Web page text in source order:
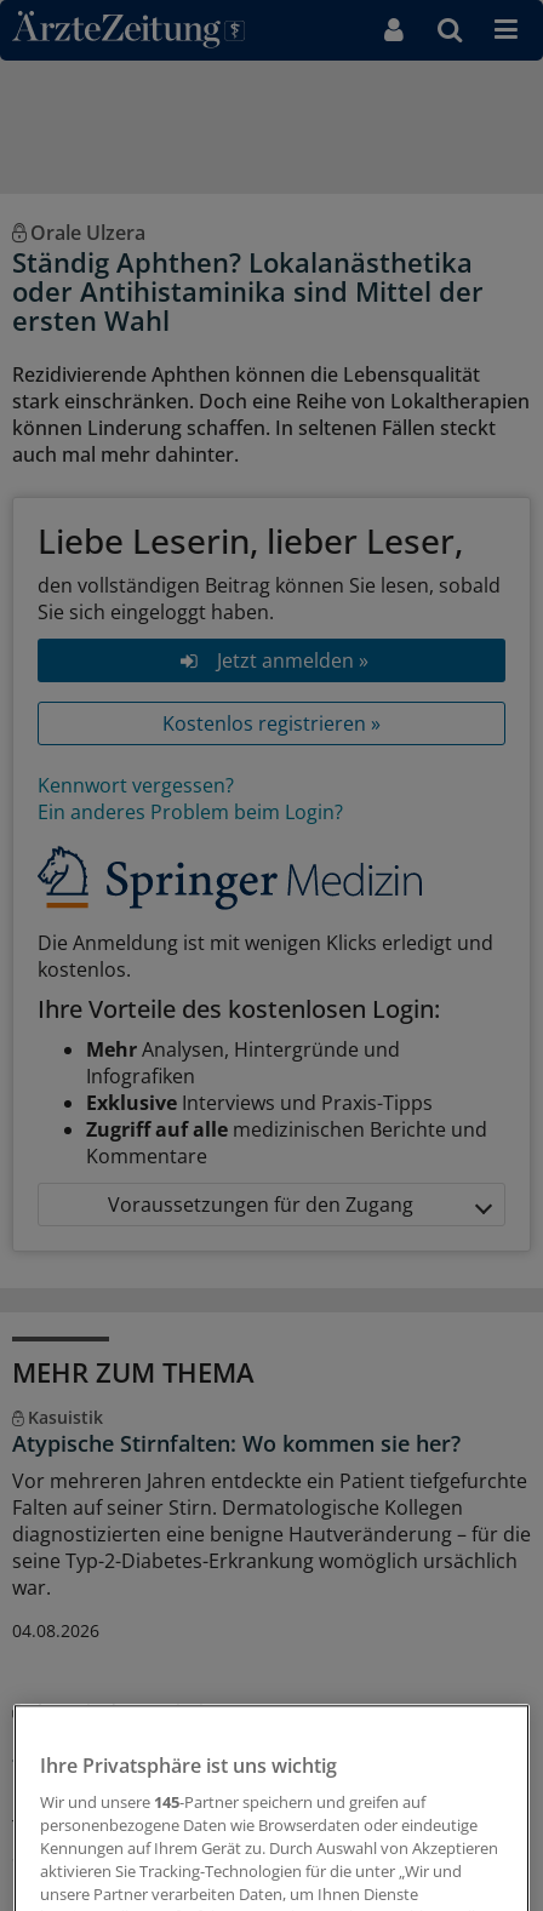
Direkt zum Inhaltsbereich
Orale Ulzera
Ständig Aphthen? Lokalanästhetika
oder Antihistaminika sind Mittel der
ersten Wahl
Rezidivierende Aphthen können die Lebensqualität
stark einschränken. Doch eine Reihe von Lokaltherapien
können Linderung schaffen. In seltenen Fällen steckt
auch mal mehr dahinter.
Liebe Leserin, lieber Leser,
den vollständigen Beitrag können Sie lesen, sobald
Sie sich eingeloggt haben.
Jetzt anmelden »
Kostenlos registrieren »
Kennwort vergessen?
Ein anderes Problem beim Login?
Die Anmeldung ist mit wenigen Klicks erledigt und
kostenlos.
Ihre Vorteile des kostenlosen Login:
MehrAnalysen, Hintergründe und
Infografiken
Exklusive Interviews und Praxis-Tipps
Zugriff auf alle medizinischen Berichte und
Kommentare
Voraussetzungen für den Zugang
MEHR ZUM THEMA
Kasuistik
Atypische Stirnfalten: Wo kommen sie her?
Vor mehreren Jahren entdeckte ein Patient tiefgefurchte
Falten auf seiner Stirn. Dermatologische Kollegen
diagnostizierten eine benigne Hautveränderung – für die
seine Typ-2-Diabetes-Erkrankung womöglich ursächlich
war.
04.08.2026
Therapie der Psoriasis
funktioniert
IL-17 und IL-23-Inhibitoren sind hochwirksam in der
Therapie von Patienten mit mäßiger bis schwerer
Schuppenflechte, aber auch teuer. Ein Team hat
untersucht, ob man auch mit geringeren als den
Ihre Privatsphäre ist uns wichtig
Wir und unsere 145-Partner speichern und greifen auf
personenbezogene Daten wie Browserdaten oder eindeutige
Kennungen auf Ihrem Gerät zu. Durch Auswahl von Akzeptieren
aktivieren Sie Tracking-Technologien für die unter „Wir und
unsere Partner verarbeiten Daten, um Ihnen Dienste